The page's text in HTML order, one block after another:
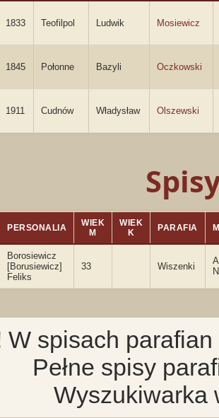
1833 Teofilpol Ludwik Mosiewicz
1845 Połonne Bazyli Oczkowski
1911 Cudnów Władysław Olszewski
PERSONALIA
WIEK
M
WIEK
K
PARAFIA
Borosiewicz
[Borusiewicz]
Feliks
33 Wiszenki
W spisach
Pełne spisy
Wyszukiwarka